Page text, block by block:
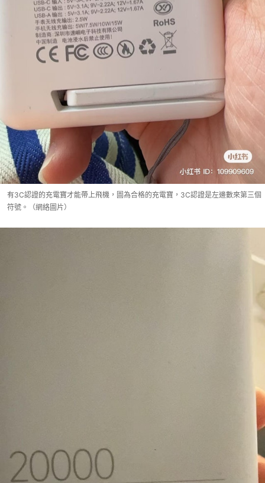
有3C認證的充電寶才能帶上飛機，圖為合格的充電寶，3C認證是左邊數來第三個
符號。（網絡圖片）